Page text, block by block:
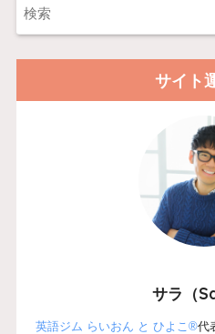
サイト
サラ（
英語ジム らいおん と ひよこ®代